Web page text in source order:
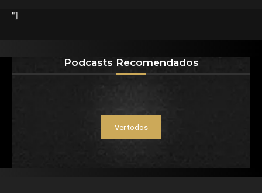
"]
Podcasts Recomendados
Ver todos